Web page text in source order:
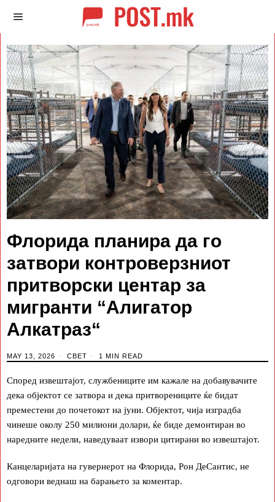
Флорида планира да го
затвори контроверзниот
притворски центар за
мигранти “Алигатор
Алкатраз“
MAY 13, 2026 СВЕТ 1 MIN READ
Според извештајот, службениците им кажале на добавувачите
дека објектот се затвора и дека притворениците ќе бидат
преместени до почетокот на јуни. Објектот, чија изградба
чинеше околу 250 милиони долари, ќе биде демонтиран во
наредните недели, наведуваат извори цитирани во извештајот.
Канцеларијата на гувернерот на Флорида, Рон ДеСантис, не
одговори веднаш на барањето за коментар.